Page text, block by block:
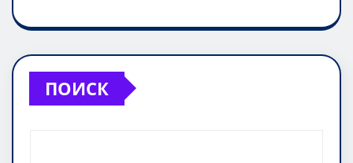
n
o
kl
a
at
s
A
p
er e
gr
п
р
ПОИСК